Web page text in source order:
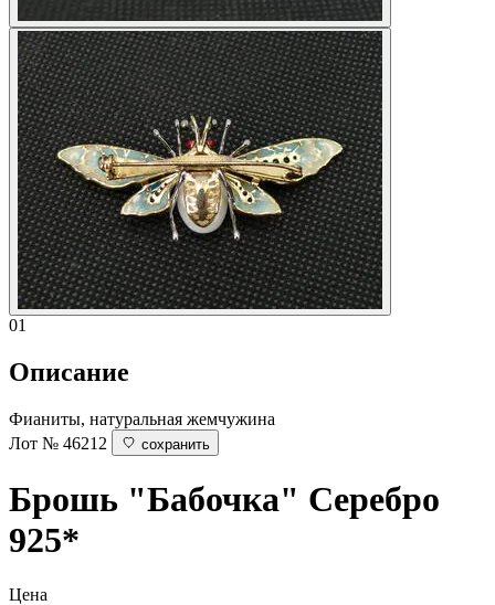
01
Описание
Фианиты, натуральная жемчужина
Лот № 46212
сохранить
Брошь "Бабочка" Серебро
925*
Цена